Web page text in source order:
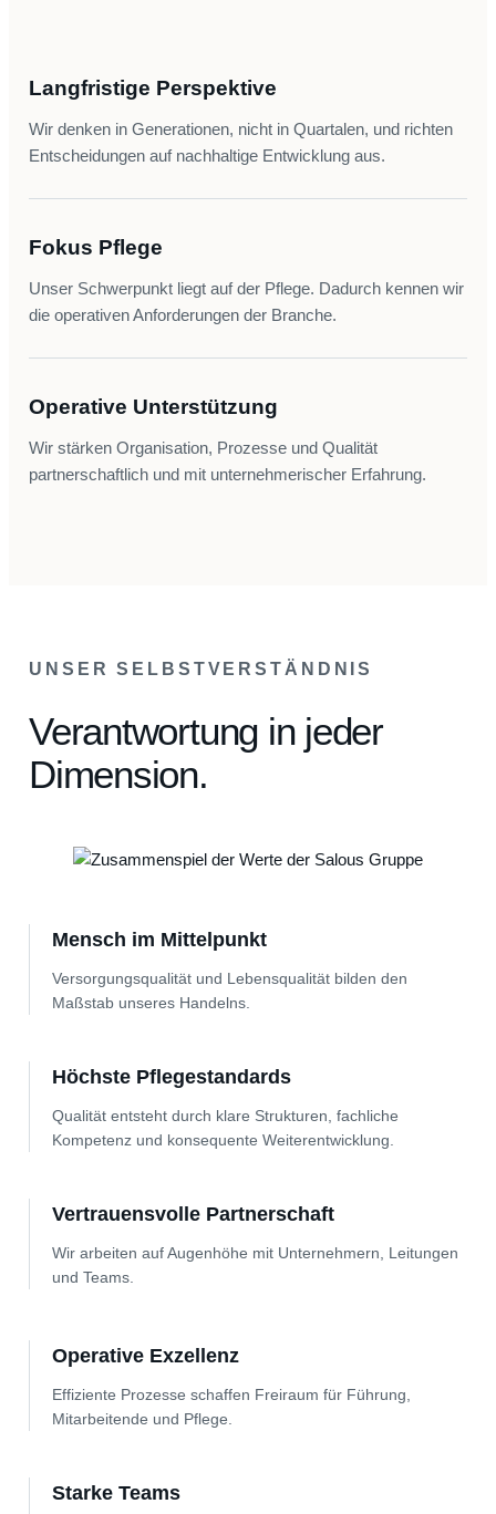
Langfristige Perspektive
Wir denken in Generationen, nicht in Quartalen, und richten
Entscheidungen auf nachhaltige Entwicklung aus.
Fokus Pflege
Unser Schwerpunkt liegt auf der Pflege. Dadurch kennen wir
die operativen Anforderungen der Branche.
Operative Unterstützung
Wir stärken Organisation, Prozesse und Qualität
partnerschaftlich und mit unternehmerischer Erfahrung.
UNSER SELBSTVERSTÄNDNIS
Verantwortung in jeder
Dimension.
Mensch im Mittelpunkt
Versorgungsqualität und Lebensqualität bilden den
Maßstab unseres Handelns.
Höchste Pflegestandards
Qualität entsteht durch klare Strukturen, fachliche
Kompetenz und konsequente Weiterentwicklung.
Vertrauensvolle Partnerschaft
Wir arbeiten auf Augenhöhe mit Unternehmern, Leitungen
und Teams.
Operative Exzellenz
Effiziente Prozesse schaffen Freiraum für Führung,
Mitarbeitende und Pflege.
Starke Teams